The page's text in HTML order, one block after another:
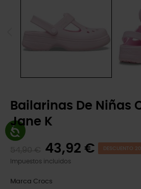
Bailarinas De Niñas
Jane K
43,92 € DESCUENTO
Impuestos incluidos
Marca Crocs